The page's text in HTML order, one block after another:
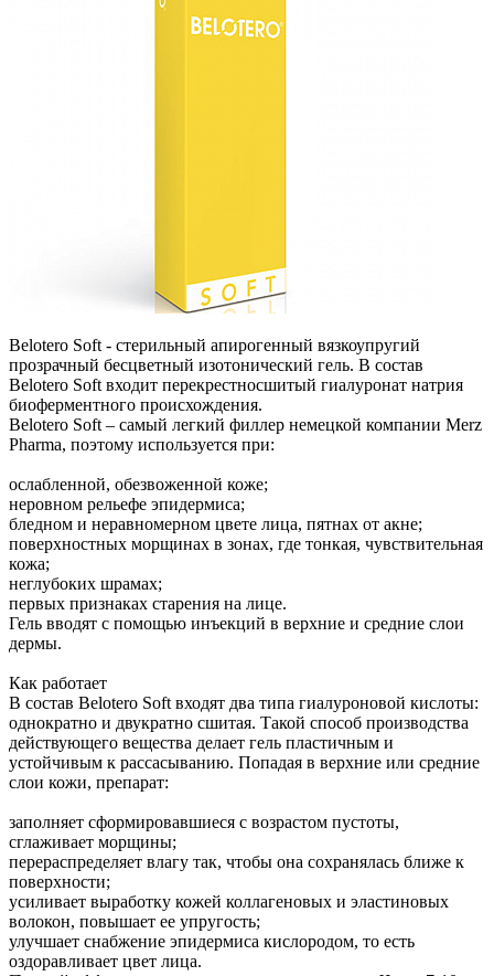
Belotero Soft - стерильный апирогенный вязкоупругий
прозрачный бесцветный изотонический гель. В состав
Belotero Soft входит перекрестносшитый гиалуронат натрия
биоферментного происхождения.
Belotero Soft – самый легкий филлер немецкой компании Merz
Pharma, поэтому используется при:
ослабленной, обезвоженной коже;
неровном рельефе эпидермиса;
бледном и неравномерном цвете лица, пятнах от акне;
поверхностных морщинах в зонах, где тонкая, чувствительная
кожа;
неглубоких шрамах;
первых признаках старения на лице.
Гель вводят с помощью инъекций в верхние и средние слои
дермы.
Как работает
В состав Belotero Soft входят два типа гиалуроновой кислоты:
однократно и двукратно сшитая. Такой способ производства
действующего вещества делает гель пластичным и
устойчивым к рассасыванию. Попадая в верхние или средние
слои кожи, препарат:
заполняет сформировавшиеся с возрастом пустоты,
сглаживает морщины;
перераспределяет влагу так, чтобы она сохранялась ближе к
поверхности;
усиливает выработку кожей коллагеновых и эластиновых
волокон, повышает ее упругость;
улучшает снабжение эпидермиса кислородом, то есть
оздоравливает цвет лица.